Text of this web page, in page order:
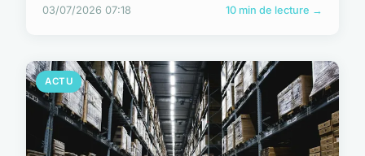
03/07/2026 07:18 10 min de lecture →
ACTU